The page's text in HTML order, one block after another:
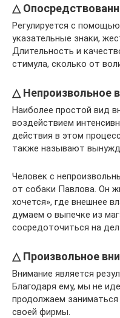
△
Регулируется с
указательные знаки,
Длительность и
стимула, сколько от
△ Непроизвольное
Наиболее простой вид
воздействием
действия в этом
также называют
Человек с
от собаки Павлова. Он
хочется», где внешнее
думаем о выпечке из
сосредоточиться на
△ Произвольное
Внимание является
Благодаря ему, мы не
продолжаем
своей фирмы.